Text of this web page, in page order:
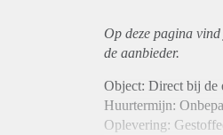
Op deze pagina
de aanbieder.
Object: Direct bij de
Huurtermijn:
Oplevering: